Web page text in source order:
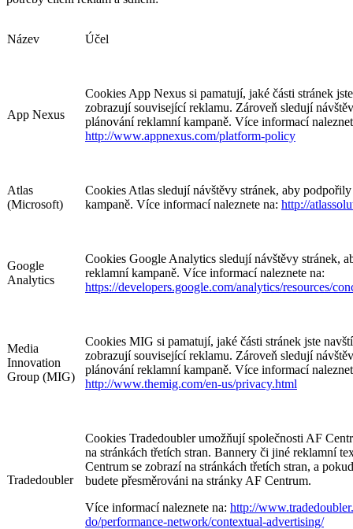
Název Účel
App Nexus
Cookies App Nexus si pamatují, jaké části stránek
zobrazují související reklamu. Zároveň sledují
plánování reklamní kampaně. Více informací
http://www.appnexus.com/platform-policy
Atlas
(Microsoft)
Cookies Atlas sledují návštěvy stránek, aby
kampaně. Více informací naleznete na: http://
Google
Analytics
Cookies Google Analytics sledují návštěvy stránek,
reklamní kampaně. Více informací naleznete na:
https://developers.google.com/analytics/resources/
Media
Innovation
Group (MIG)
Cookies MIG si pamatují, jaké části stránek jste
zobrazují související reklamu. Zároveň sledují
plánování reklamní kampaně. Více informací
http://www.themig.com/en-us/privacy.html
Tradedoubler
Cookies Tradedoubler umožňují společnosti AF
na stránkách třetích stran. Bannery či jiné reklamní
Centrum se zobrazí na stránkách třetích stran, a
budete přesměrováni na stránky AF Centrum.
Více informací naleznete na: http://
do/performance-network/contextual-advertising/